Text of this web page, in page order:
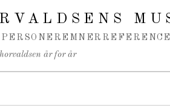
PERSONER EMNER
år for år